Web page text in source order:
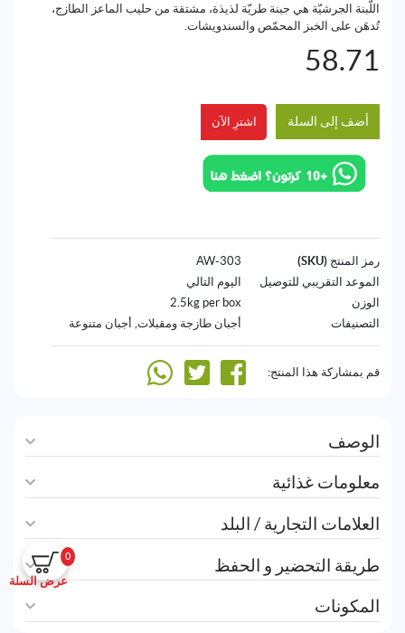
0
عرض السلة
اللّبنة الجرشيّة هي جبنة طريّة لذيذة، مشتقة من حليب الماعز الطازج،
تُدهَن على الخبز المحمّص والسندويشات.
58.71
أضف إلى السلة اشترِ الآن
رمز المنتج (SKU)
303-AW
الموعد التقريبي للتوصيل
اليوم التالي
الوزن
2.5kg per box
التصنيفات
أجبان طازجة ومقبلات, أجبان متنوعة
قم بمشاركة هذا المنتج:
الوصف
معلومات غذائية
العلامات التجارية / البلد
طريقة التحضير و الحفظ
المكونات